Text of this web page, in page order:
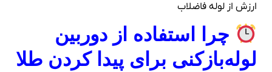
چرا استفاده از دوربین
لوله‌بازکنی برای پیدا کردن طلا